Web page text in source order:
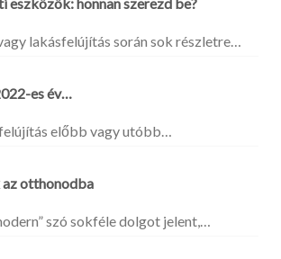
lakásfelújítás során sok részletre…
es év…
előbb vagy utóbb…
otthonodba
szó sokféle dolgot jelent,…